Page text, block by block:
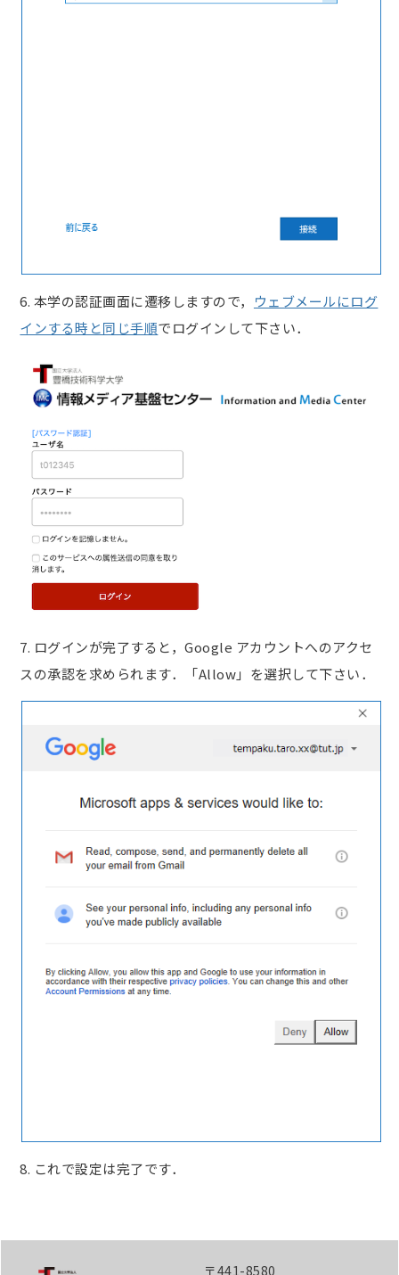
6. 本学の認証画面に遷移しますので， ウェブメールにログ
インする時と同じ手順でログインして下さい．
7. ログインが完了すると，Google アカウントへのアクセ
スの承認を求められます．「Allow」を選択して下さい．
8. これで設定は完了です．
〒441-8580